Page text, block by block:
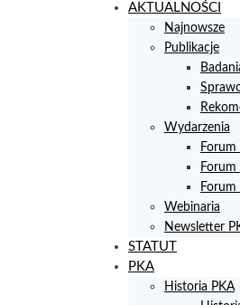
AKTUALNOŚCI
Najnowsze
Publikacje
Wydarzenia
Forum
Forum
Forum
Webinaria
Newsletter
STATUT
PKA
Historia PKA